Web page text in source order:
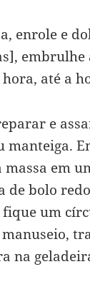
enrole e
embrulhe
até a
e
manteiga.
em
bolo
um
na